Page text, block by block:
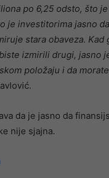
po 6,25 odsto, što
je investitorima jasno
stara obaveza. Kad
izmirili drugi, jasno
položaju i da
da je jasno da
nije sjajna.